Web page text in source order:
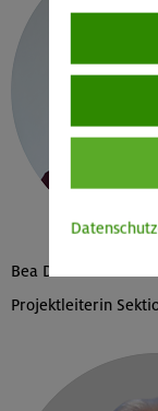
Bea Draese
Projektleiterin